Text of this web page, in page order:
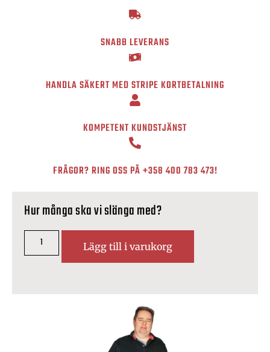
SNABB LEVERANS
HANDLA SÄKERT MED STRIPE KORTBETALNING
KOMPETENT KUNDSTJÄNST
FRÅGOR? RING OSS PÅ+358 400 783 473!
Hur många ska vi slänga med?
Lägg till i varukorg